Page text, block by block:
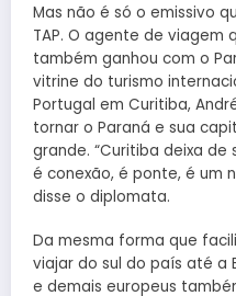
Mas não é só o emissivo
TAP. O agente de
também ganhou com o
vitrine do turismo
Portugal em Curitiba,
tornar o Paraná e sua
grande. “Curitiba deixa
é conexão, é ponte, é um
disse o diplomata.
Da mesma forma que
viajar do sul do país até a
e demais europeus